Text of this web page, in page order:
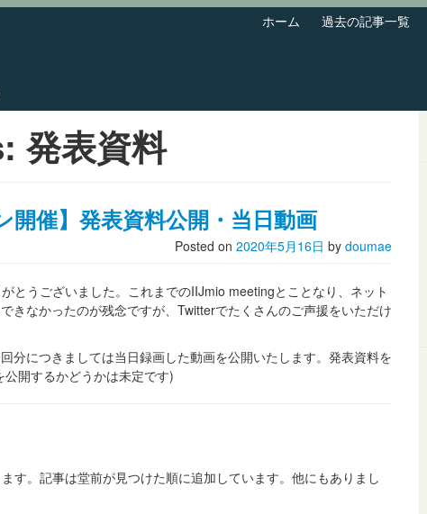
ホーム 過去の記事一覧
発表資料
催】発表資料公開・当日動画
Posted on 2020年5月16日 by doumae
とうございました。これまでのIIJmio meetingとことなり、ネット
きなかったのが残念ですが、Twitterでたくさんのご声援をいただけ
分につきましては当日録画した動画を公開いたします。発表資料を
開するかどうかは未定です)
す。記事は堂前が見つけた順に追加しています。他にもありまし